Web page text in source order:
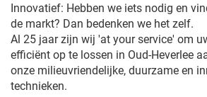
Innovatief: Hebben we iets nodig en
de markt? Dan bedenken we het zelf.
Al 25 jaar zijn wij 'at your service' om
efficiënt op te lossen in Oud-Heverlee
onze milieuvriendelijke, duurzame en
technieken.